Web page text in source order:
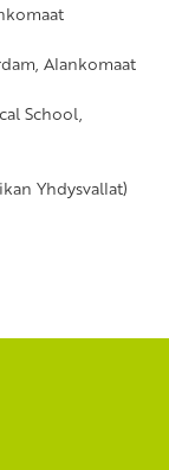
Alankomaat
School,
Yhdysvallat)